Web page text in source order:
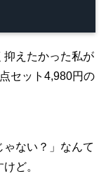
抑えたかった私が
セット4,980円の
ない？」なんて
ど。